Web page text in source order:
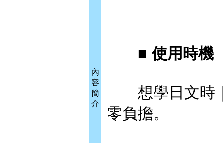
內
容
簡
介
■ 使用時機
想學日文時｜
零負擔。